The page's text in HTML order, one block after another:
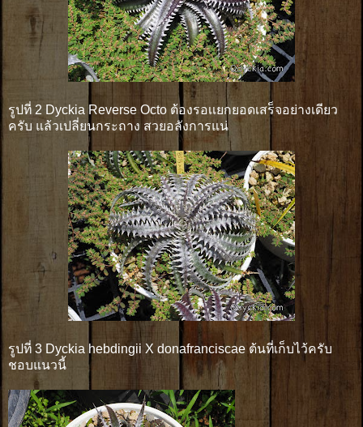
รูปที่ 2 Dyckia Reverse Octo ต้องรอเเยกยอดเสร็จอย่างเดียว
ครับ แล้วเปลี่ยนกระถาง สวยอลังการแน่
รูปที่ 3 Dyckia hebdingii X donafranciscae ต้นที่เก็บไว้ครับ
ชอบแนวนี้